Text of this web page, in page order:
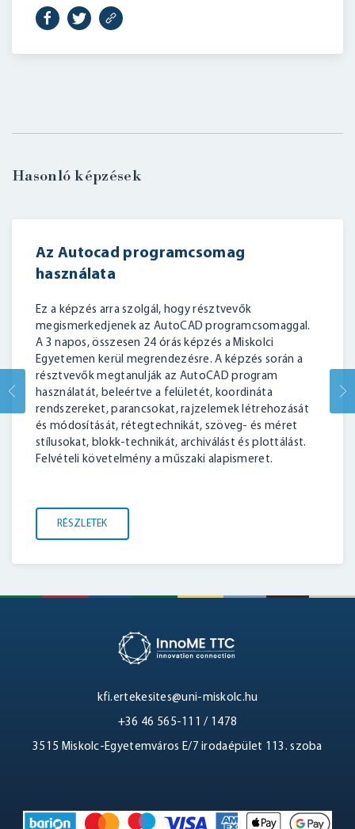
BELÉPÉS
Hasonló képzések
Az Autocad programcsomag
használata
Ez a képzés arra szolgál, hogy résztvevők
megismerkedjenek az AutoCAD programcsomaggal.
A 3 napos, összesen 24 órás képzés a Miskolci
Egyetemen kerül megrendezésre. A képzés során a
résztvevők megtanulják az AutoCAD program
használatát, beleértve a felületét, koordináta
rendszereket, parancsokat, rajzelemek létrehozását
és módosítását, rétegtechnikát, szöveg- és méret
stílusokat, blokk-technikát, archiválást és plottálást.
Felvételi követelmény a műszaki alapismeret.
RÉSZLETEK
kfi.ertekesites@uni-miskolc.hu
+36 46 565-111 / 1478
3515 Miskolc-Egyetemváros E/7 irodaépület 113. szoba